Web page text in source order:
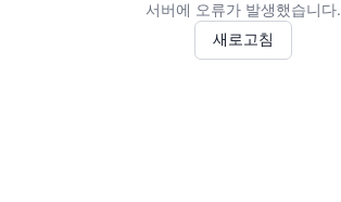
서버에 오류가 발생했습니다.
새로고침